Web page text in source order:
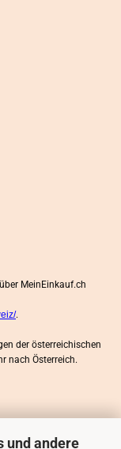
und andere
MeinEinkauf.ch
.
der österreichischen
nach Österreich.